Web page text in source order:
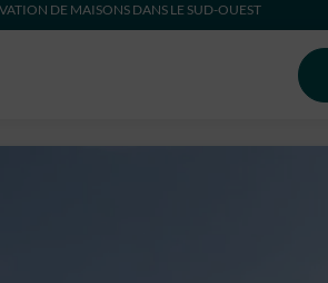
DE MAISONS DANS LE SUD-OUEST